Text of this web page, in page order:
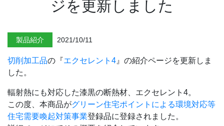
ジを更新しました
製品紹介 2021/10/11
切削加工品の『エクセレント4 』の紹介ページを更新しま
した。
輻射熱にも対応した漆黒の断熱材、エクセレント4。
この度、本商品がグリーン住宅ポイントによる環境対応等
住宅需要喚起対策事業登録品に登録されました。